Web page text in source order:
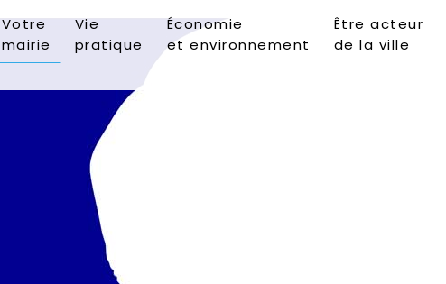
Votre
mairie
Vie
pratique
Économie
et environnement
Être acteur
de la ville